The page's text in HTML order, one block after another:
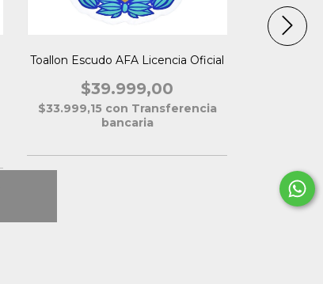
Toallon Escudo AFA Licencia Oficial
$39.999,00
$33.999,15 con Transferencia
bancaria